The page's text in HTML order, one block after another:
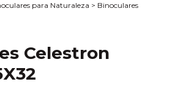
para Naturaleza > Binoculares
Celestron